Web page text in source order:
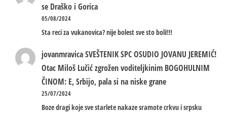
se Draško i Gorica
05/08/2024
Sta reci za vukanovica? nije bolest sve sto boli!!!
jovanmravicaSVEŠTENIK SPC OSUDIO JOVANU JEREMIĆ!
Otac Miloš Lučić zgrožen voditeljkinim BOGOHULNIM
ČINOM: E, Srbijo, pala si na niske grane
25/07/2024
Boze dragi koje sve starlete nakaze sramote crkvu i srpsku